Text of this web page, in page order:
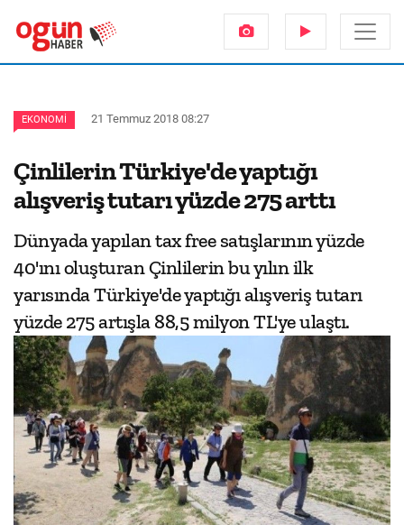
EKONOMI 21 Temmuz 2018 08:27
Çinlilerin Türkiye'de yaptığı
alışveriş tutarı yüzde 275 arttı
Dünyada yapılan tax free satışlarının yüzde
40'ını oluşturan Çinlilerin bu yılın ilk
yarısında Türkiye'de yaptığı alışveriş tutarı
yüzde 275 artışla 88,5 milyon TL'ye ulaştı.